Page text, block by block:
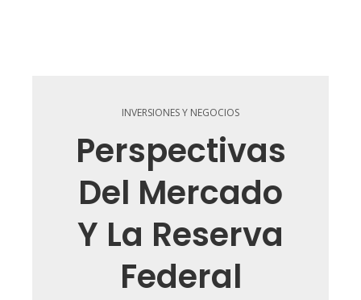
INVERSIONES Y NEGOCIOS
Perspectivas
Del Mercado
Y La Reserva
Federal